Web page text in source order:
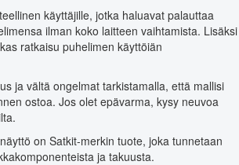
käyttäjille, jotka haluavat palauttaa
ilman koko laitteen vaihtamista. Lisäksi
ratkaisu puhelimen käyttöiän
ja vältä ongelmat tarkistamalla, että mallisi
ostoa. Jos olet epävarma, kysy neuvoa
on Satkit-merkin tuote, joka tunnetaan
ja takuusta.